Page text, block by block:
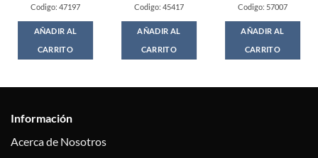
Codigo: 47197
AÑADIR AL
CARRITO
Codigo: 45417
AÑADIR AL
CARRITO
Codigo: 57007
AÑADIR AL
CARRITO
Información
Acerca de Nosotros